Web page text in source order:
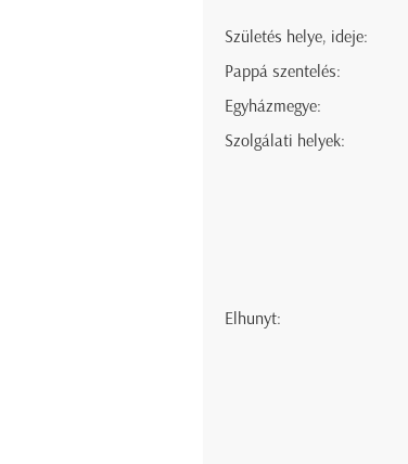
Születés helye, ideje:
Pappá szentelés:
Egyházmegye:
Szolgálati helyek:
Elhunyt: